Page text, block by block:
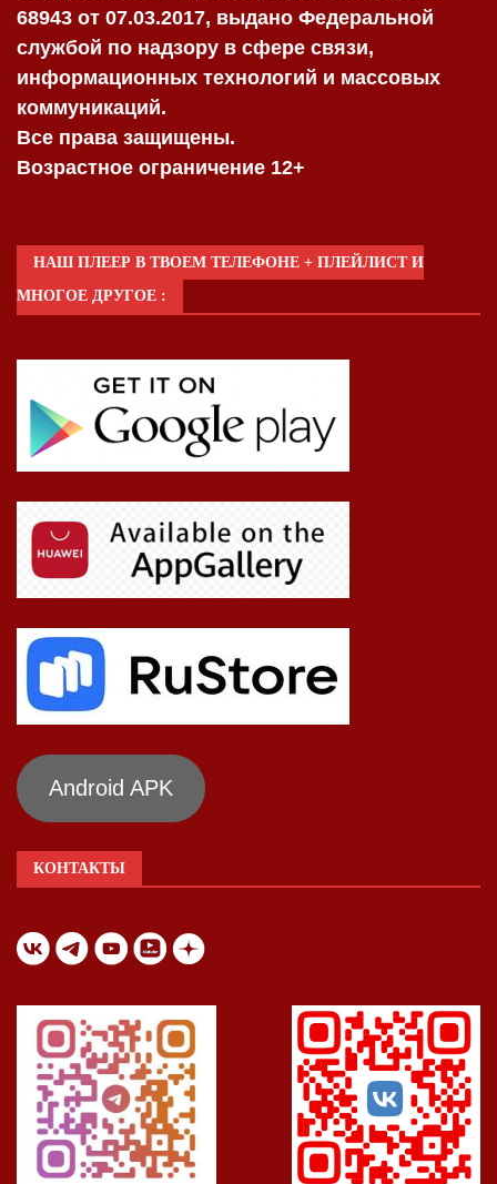
68943 от 07.03.2017, выдано Федеральной
службой по надзору в сфере связи,
информационных технологий и массовых
коммуникаций.
Все права защищены.
Возрастное ограничение 12+
НАШ ПЛЕЕР В ТВОЕМ ТЕЛЕФОНЕ + ПЛЕЙЛИСТ И
МНОГОЕ ДРУГОЕ :
Android APK
КОНТАКТЫ